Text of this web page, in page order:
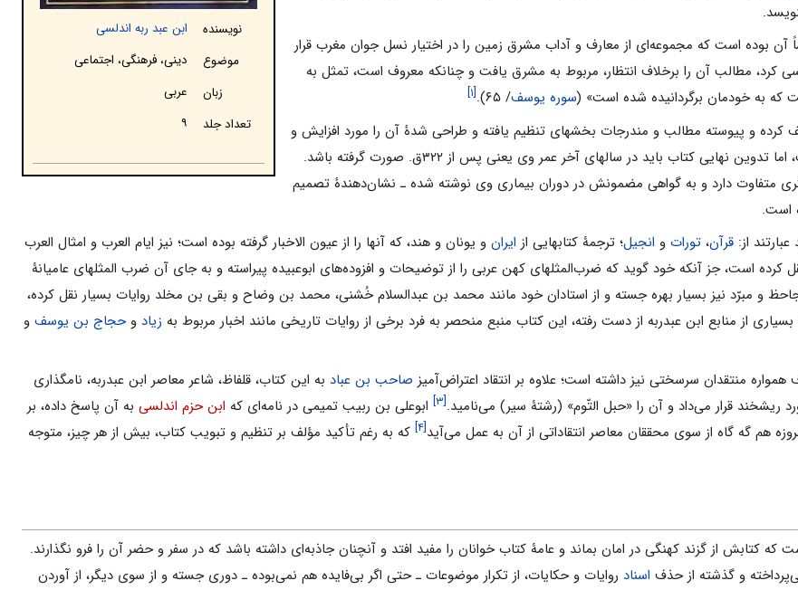
نویسنده
ابن عبد ربه اندلسی
موضوع
دینى، فرهنگی، اجتماعى
زبان
عربی
تعداد جلد
۹
آن بوده است که مجموعه‌ای از معارف و آداب مشرق زمین را در اختیار نسل جوان مغرب قرار
کرد، مطالب آن را برخلاف انتظار، مربوط به مشرق یافت و چنانکه معروف است، تمثل به
به خودمان برگردانیده شده است» (سوره یوسف/ ۶۵). [۱]
کرده و پیوسته مطالب و مندرجات بخشهای تنظیم یافته و طراحی شدۀ آن را مورد افزایش و
کاهش یا آرایش و پیرایش قرار می‌داده است، اما تدوین نهایی کتاب باید در سالهای آخر عمر وی یعنی پس از ۳۲۲ق. صورت گرفته باشد.
متفاوت دارد و به گواهی مضمونش در دوران بیماری وی نوشته شده ـ نشان‌دهندۀ تصمیم
است.
از: قرآن، تورات و انجیل؛ ترجمۀ کتابهایی از ایران و یونان و هند، که آنها را از عیون الاخبار گرفته بوده است؛ نیز ایام العرب و امثال العرب
کرده است، جز آنکه خود گوید که ضرب‌المثلهای کهن عربی را از توضیحات و افزوده‌های ابوعبیده پیراسته و به جای آن ضرب المثلهای عامیانۀ
و مبرّد نیز بسیار بهره جسته و از استادان خود مانند محمد بن عبدالسلام خُشنی، محمد بن وضاح و بقی بن مخلد روایات بسیار نقل کرده،
بسیاری از منابع ابن عبدربه از دست رفته، این کتاب منبع منحصر به فرد برخی از روایات تاریخی مانند اخبار مربوط به زیاد وحجاج بن یوسف و
منتقدان سرسختی نیز داشته است؛ علاوه بر انتقاد اعتراض‌آمیز صاحب بن عباد به این کتاب، قلفاظ، شاعر معاصر ابن عبدربه، نامگذاری
ریشخند قرار می‌داد و آن را «حبل التّوم» (رشتۀ سیر) می‌نامید.[۳] ابوعلی بن ربیب تمیمی در نامه‌ای که ابن حزم اندلسی به آن پاسخ داده، بر
هم گه گاه از سوی محققان معاصر انتقاداتی از آن به عمل می‌آید[۴]
که به رغم تأکید مؤلف بر تنظیم و تبویب کتاب، بیش از هر چیز، متوجه
که کتابش از گزند کهنگی در امان بماند و عامۀ کتاب خوانان را مفید افتد و آنچنان جاذبه‌ای داشته باشد که در سفر و حضر آن را فرو نگذارند.
و گذشته از حذف اسناد روایات و حکایات، از تکرار موضوعات ـ حتی اگر بی‌فایده هم نمی‌بوده ـ دوری جسته و از سوی دیگر، از آوردن